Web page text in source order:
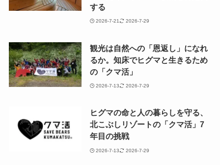
2026-7-21 2026-7-29
する
2026-7-13 2026-7-29
観光は自然への「恩返し」になれ
るか。知床でヒグマと生きるため
の「クマ活」
2026-7-13 2026-7-29
ヒグマの命と人の暮らしを守る、
北こぶしリゾートの「クマ活」7
年目の挑戦